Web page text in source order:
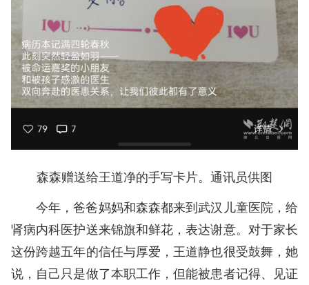
森森赠送给王道净的手写卡片。通讯员供图
今年，爸爸妈妈和森森都来到武汉儿童医院，给
肾病内科医护送来锦旗和鲜花，表达谢意。对于家长
这份跨越五年的信任与厚爱，王道静也很受鼓舞，她
说，自己只是做了本职工作，但能被患者记得、见证